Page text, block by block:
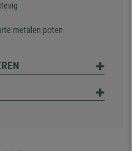
metalen poten